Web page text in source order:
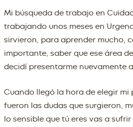
Mi búsqueda de trabajo en
trabajando unos meses en
sirvieron, para aprender mucho,
importante, saber que ese área
decidí presentarme nuevamente al
Cuando llegó la hora de elegir
fueron las dudas que surgieron,
lo sensible que tú eres vas a